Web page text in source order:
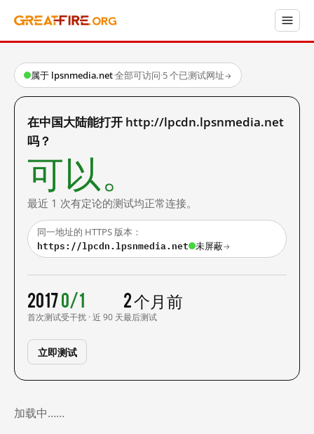
属于 lpsnmedia.net·全部可访问·5 个已测试网址→
在中国大陆能打开 http://lpcdn.lpsnmedia.net
吗？
可以。
最近 1 次有定论的测试均正常连接。
同一地址的 HTTPS 版本：
https://lpcdn.lpsnmedia.net 未屏蔽→
2017
首次测试
0/1
受干扰 · 近 90 天
2 个月前
最后测试
立即测试
加载中……